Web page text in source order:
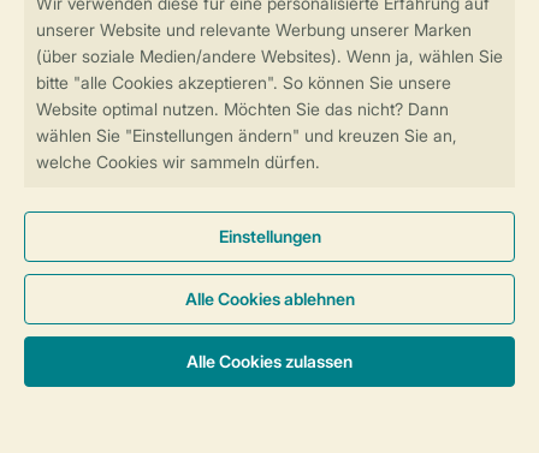
Sicherstellung Deiner Privatsphäre
Sichere Datenübertragung
Sicheres Bezahlen
Allgemeine Bedingungen Impressum
Datenschutz
Cookies und Banner
© 2026 Landal GreenParks GmbH